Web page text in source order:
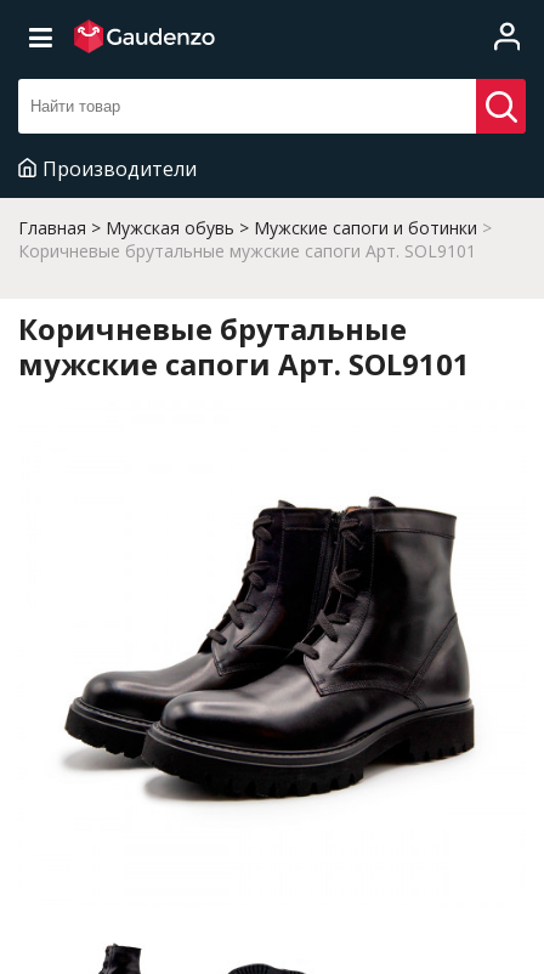
Производители
Главная Мужская обувь
Мужские сапоги и ботинки
Коричневые брутальные мужские сапоги Арт. SOL9101
Коричневые брутальные
мужские сапоги Арт. SOL9101